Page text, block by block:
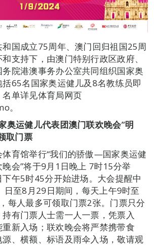
国成立75周年、澳门回归祖国25周
支持下，由澳门特别行政区政府、
院港澳事务办公室共同组织国家奥
65名国家奥运健儿及8名教练员即
单详见体育局网页
。
奥运健儿代表团澳门联欢晚会”明
取门票
育馆举行“我们的骄傲—国家奥运健
会”将于9月1日晚上 7时15分举
午5时45分开始进场。大会提醒中
日至8月29日期间，每天上午9时至
每人最多可领取门票2张。门票只分
有门票人士需一人一票，凭票入
新入场；联欢晚会将严禁携带食
、横额、标语及雨伞入场，敬请观